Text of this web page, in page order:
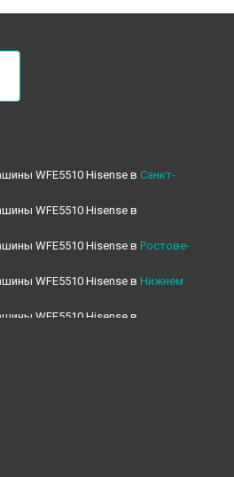
WFE5510 Hisense в Санкт-
WFE5510 Hisense в
WFE5510 Hisense в Ростове-
WFE5510 Hisense в Нижнем
WFE5510 Hisense в
WFE5510 Hisense в
WFE5510 Hisense в
WFE5510 Hisense в
WFE5510 Hisense в